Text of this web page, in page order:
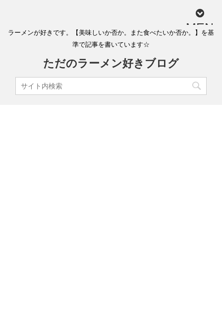
MEN
ラーメンが好きです。【美味しいか否か。また食べたいか否か。】を基
準で記事を書いています☆
ただのラーメン好きブログ